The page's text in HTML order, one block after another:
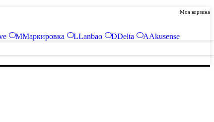
ММаркировка LLanbao DDelta AAkusense
Моя корзина